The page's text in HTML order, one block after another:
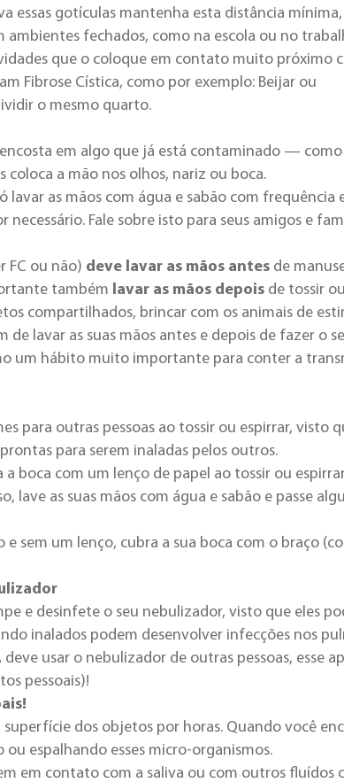
essas gotículas mantenha esta distância mínima,
fechados, como na escola ou no
que o coloque em contato muito próximo
Fibrose Cística, como por exemplo: Beijar ou
o mesmo quarto.
em algo que já está contaminado —
a mão nos olhos, nariz ou boca.
lavar as mãos com água e sabão com frequência
Fale sobre isto para seus amigos e
FC ou não) deve lavar as mãos antes de
também lavar as mãos depois de tossir
compartilhados, brincar com os animais de
de lavar as suas mãos antes e depois de fazer o
um hábito muito importante para conter a
para outras pessoas ao tossir ou espirrar, visto
para serem inaladas pelos outros.
a boca com um lenço de papel ao tossir ou
lave as suas mãos com água e sabão e passe
e sem um lenço, cubra a sua boca com o braço
e desinfete o seu nebulizador, visto que eles
inalados podem desenvolver infecções nos
deve usar o nebulizador de outras pessoas, esse
pessoais)!
dos objetos por horas. Quando você
espalhando esses micro-organismos.
em contato com a saliva ou com outros fluídos